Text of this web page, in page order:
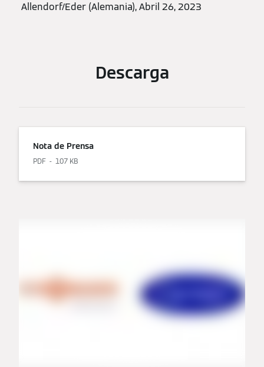
Allendorf/Eder (Alemania), Abril 26, 2023
Descarga
Nota de Prensa
PDF 107 KB